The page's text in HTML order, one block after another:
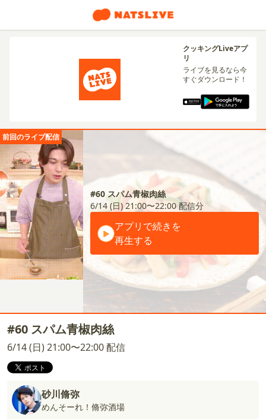
クッキングLiveアプ
リ
ライブを見るなら今
すぐダウンロード！
前回のライブ配信
#60 スパム青椒肉絲
6/14 (日) 21:00〜22:00 配信分
アプリで続きを
再生する
#60 スパム青椒肉絲
6/14 (日) 21:00〜22:00 配信
砂川脩弥
めんそーれ！脩弥酒場